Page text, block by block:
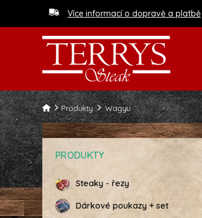
Více informací o dopravě a platbě
Produkty Wagyu
PRODUKTY
Steaky - řezy
Dárkové poukazy + set